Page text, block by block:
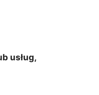
usług,